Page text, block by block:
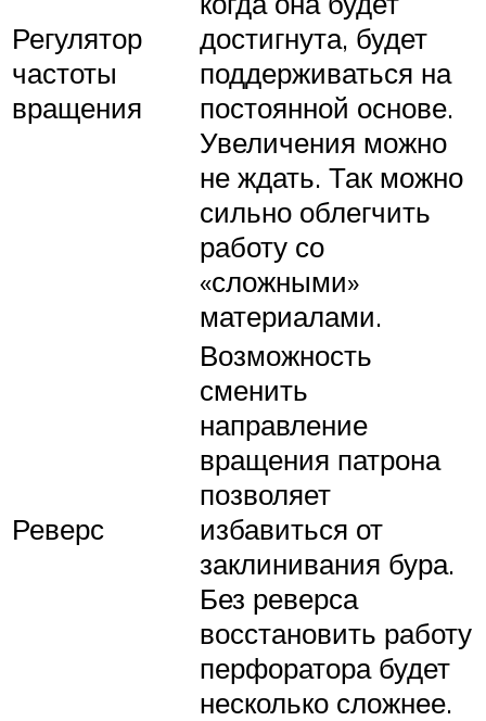
Регулятор
частоты
вращения
достигнута, будет
поддерживаться на
постоянной основе.
Увеличения можно
не ждать. Так можно
сильно облегчить
работу со
«сложными»
материалами.
Реверс
Возможность
сменить
направление
вращения патрона
позволяет
избавиться от
заклинивания бура.
Без реверса
восстановить работу
перфоратора будет
несколько сложнее.